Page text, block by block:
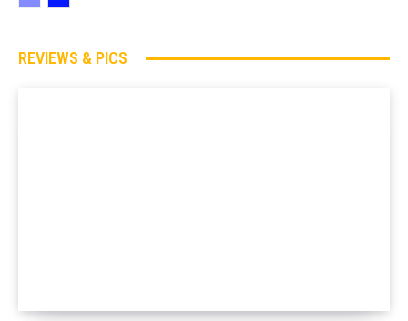
REVIEWS & PICS